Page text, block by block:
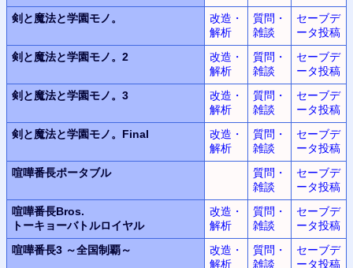
剣と魔法と学園モノ。
改造・
解析
質問・
雑談
セーブデ
ータ投稿
剣と魔法と学園モノ。2
改造・
解析
質問・
雑談
セーブデ
ータ投稿
剣と魔法と学園モノ。3
改造・
解析
質問・
雑談
セーブデ
ータ投稿
剣と魔法と学園モノ。Final
改造・
解析
質問・
雑談
セーブデ
ータ投稿
喧嘩番長ポータブル
質問・
雑談
セーブデ
ータ投稿
喧嘩番長Bros.
トーキョーバトルロイヤル
改造・
解析
質問・
雑談
セーブデ
ータ投稿
喧嘩番長3 ～全国制覇～
改造・
解析
質問・
雑談
セーブデ
ータ投稿